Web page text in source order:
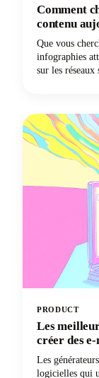
Comment
contenu
Que vous
infographies
sur les
générer des
spécialisées
PRODUCT
Les
créer des
Les
logicielles qui